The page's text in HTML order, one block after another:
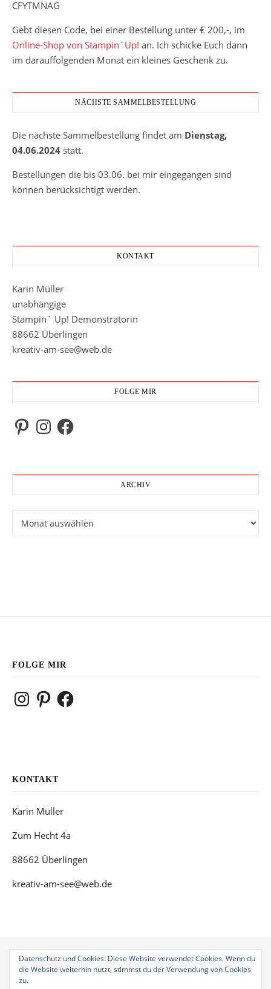
CFYTMNAG
Gebt diesen Code, bei einer Bestellung unter € 200,-, im
Online-Shop von Stampin´Up! an. Ich schicke Euch dann
im darauffolgenden Monat ein kleines Geschenk zu.
NÄCHSTE SAMMELBESTELLUNG
Die nächste Sammelbestellung findet am Dienstag,
04.06.2024 statt.
Bestellungen die bis 03.06. bei mir eingegangen sind
können berücksichtigt werden.
KONTAKT
Karin Müller
unabhängige
Stampin` Up! Demonstratorin
88662 Überlingen
kreativ-am-see@web.de
FOLGE MIR
PinterestInstagramFacebook
ARCHIV
FOLGE MIR
InstagramPinterestFacebook
KONTAKT
Karin Müller
Zum Hecht 4a
88662 Überlingen
kreativ-am-see@web.de
Bard Theme von
Datenschutz und Cookies: Diese Website verwendet Cookies. Wenn du
die Website weiterhin nutzt, stimmst du der Verwendung von Cookies
zu.